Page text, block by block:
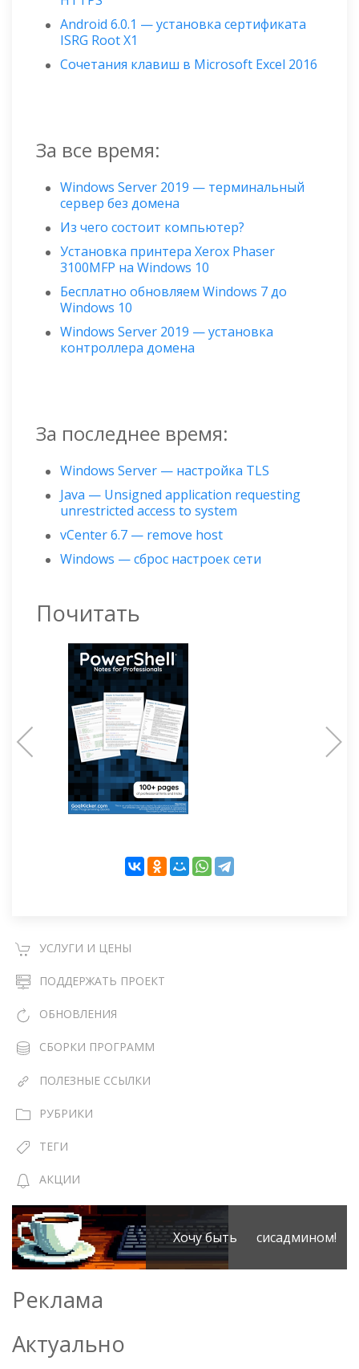
Android 6.0.1 — установка сертификата
ISRG Root X1
Сочетания клавиш в Microsoft Excel 2016
За все время:
Windows Server 2019 — терминальный
сервер без домена
Из чего состоит компьютер?
Установка принтера Xerox Phaser
3100MFP на Windows 10
Бесплатно обновляем Windows 7 до
Windows 10
Windows Server 2019 — установка
контроллера домена
За последнее время:
Windows Server — настройка TLS
Java — Unsigned application requesting
unrestricted access to system
vCenter 6.7 — remove host
Windows — сброс настроек сети
Почитать
УСЛУГИ И ЦЕНЫ
ПОДДЕРЖАТЬ ПРОЕКТ
ОБНОВЛЕНИЯ
СБОРКИ ПРОГРАММ
ПОЛЕЗНЫЕ ССЫЛКИ
РУБРИКИ
ТЕГИ
АКЦИИ
Хочу быть сисадмином!
Реклама
Актуально